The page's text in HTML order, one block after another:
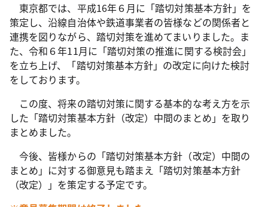
東京都では、平成16年６月に「踏切対策基本方針」を
策定し、沿線自治体や鉄道事業者の皆様などの関係者と
連携を図りながら、踏切対策を進めてまいりました。ま
た、令和６年11月に「踏切対策の推進に関する検討会」
を立ち上げ、「踏切対策基本方針」の改定に向けた検討
をしております。
この度、将来の踏切対策に関する基本的な考え方を示
した「踏切対策基本方針（改定）中間のまとめ」を取り
まとめました。
今後、皆様からの「踏切対策基本方針（改定）中間の
まとめ」に対する御意見も踏まえ「踏切対策基本方針
（改定）」を策定する予定です。